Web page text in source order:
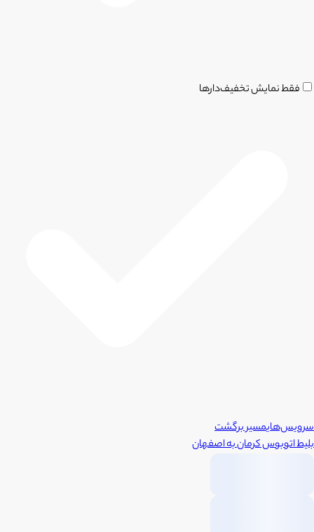
فقط نمایش تخفیف‌دارها
سرویس‌هایمسیر برگشت
بلیط اتوبوسکرمانبهاصفهان